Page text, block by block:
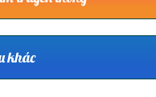
khác